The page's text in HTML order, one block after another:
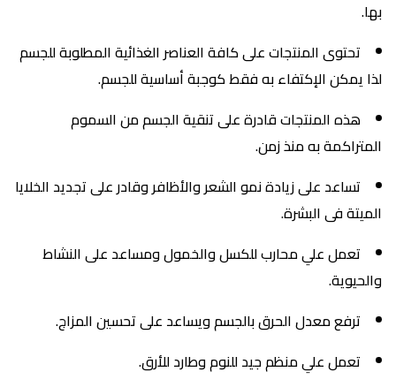
بها.
تحتوى المنتجات على كافة العناصر الغذائية المطلوبة للجسم
لذا يمكن الإكتفاء به فقط كوجبة أساسية للجسم.
هذه المنتجات قادرة على تنقية الجسم من السموم
المتراكمة به منذ زمن.
تساعد على زيادة نمو الشعر والأظافر وقادر على تجديد الخلايا
الميتة فى البشرة.
تعمل علي محارب للكسل والخمول ومساعد على النشاط
والحيوية.
ترفع معدل الحرق بالجسم ويساعد على تحسين المزاج.
تعمل علي منظم جيد للنوم وطارد للأرق.